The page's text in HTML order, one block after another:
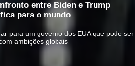
entre Biden e Trump
para o mundo
para um governo dos EUA que pode
ambições globais